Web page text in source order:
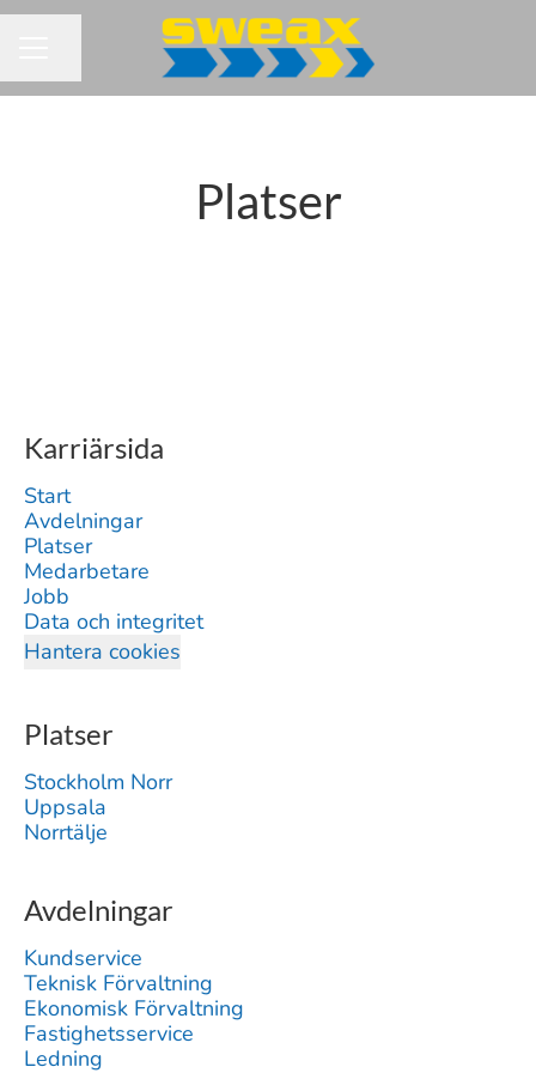
Platser
Karriärsida
Start
Avdelningar
Platser
Medarbetare
Jobb
Data och integritet
Hantera cookies
Platser
Stockholm Norr
Uppsala
Norrtälje
Avdelningar
Kundservice
Teknisk Förvaltning
Ekonomisk Förvaltning
Fastighetsservice
Ledning